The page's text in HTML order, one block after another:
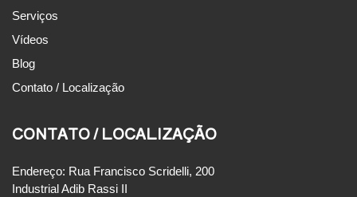
Serviços
Vídeos
Blog
Contato / Localização
CONTATO / LOCALIZAÇÃO
Endereço: Rua Francisco Scridelli, 200
Industrial Adib Rassi II